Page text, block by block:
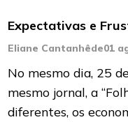
Expectativas e
Eliane Cantanhêde01
No mesmo dia, 25
mesmo jornal, a
diferentes, os